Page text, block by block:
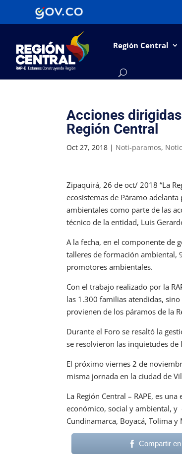
Región Central
Acciones
Región Central
Oct 27, 2018 | Noti-paramos,
Zipaquirá, 26 de oct/ 2018 “La
ecosistemas de Páramo
ambientales como parte de las
técnico de la entidad, Luis
A la fecha, en el componente de
talleres de formación ambiental,
promotores ambientales.
Con el trabajo realizado por la
las 1.300 familias atendidas,
provienen de los páramos de la
Durante el Foro se resaltó la
se resolvieron las inquietudes de
El próximo viernes 2 de
misma jornada en la ciudad de
La Región Central – RAPE, es
económico, social y ambiental, y
Cundinamarca, Boyacá, Tolima y
Compartir